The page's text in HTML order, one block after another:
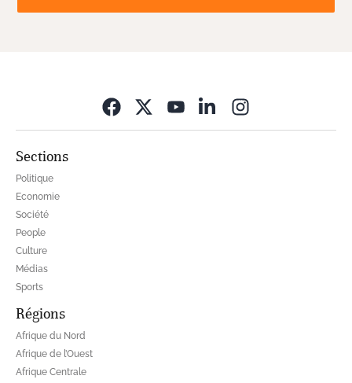
Sections
Politique
Economie
Société
People
Culture
Médias
Sports
Régions
Afrique du Nord
Afrique de l’Ouest
Afrique Centrale